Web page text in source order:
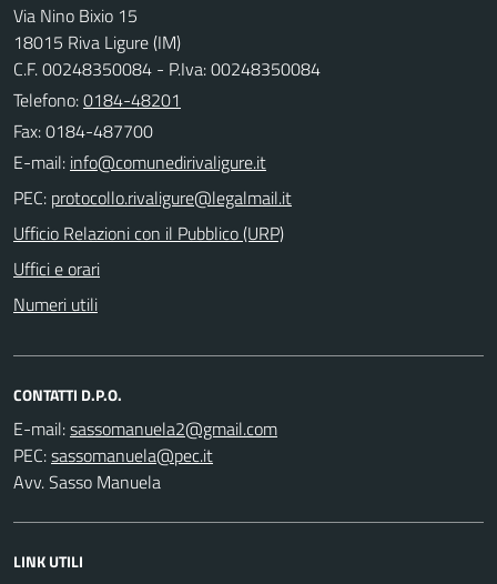
Via Nino Bixio 15
18015 Riva Ligure (IM)
C.F. 00248350084 - P.Iva: 00248350084
Telefono:0184-48201
Fax: 0184-487700
E-mail:
PEC:
Ufficio Relazioni con il Pubblico (URP)
Uffici e orari
Numeri utili
CONTATTI D.P.O.
E-mail:
PEC:
Avv. Sasso Manuela
LINK UTILI